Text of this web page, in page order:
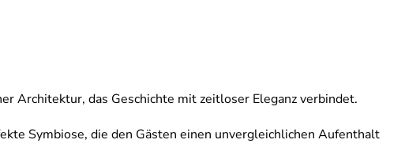
Architektur, das Geschichte mit zeitloser Eleganz verbindet.
Symbiose, die den Gästen einen unvergleichlichen Aufenthalt